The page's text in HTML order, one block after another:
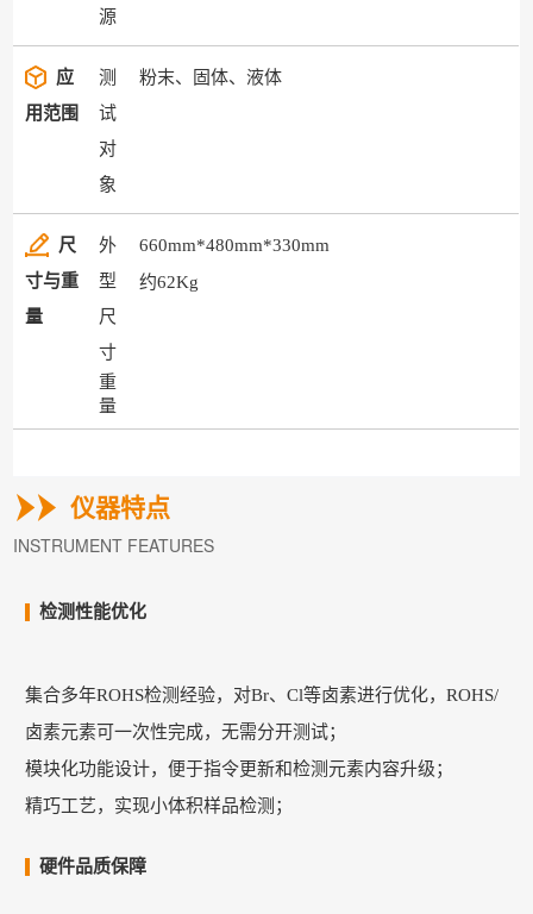
源
应
用范围
测
试
对
象
粉末、固体、液体
尺
寸与重
量
外
型
尺
寸
重
量
660mm*480mm*330mm
约62Kg
仪器特点
INSTRUMENT FEATURES
检测性能优化
集合多年ROHS检测经验，对Br、Cl等卤素进行优化，ROHS/
卤素元素可一次性完成，无需分开测试；
模块化功能设计，便于指令更新和检测元素内容升级；
精巧工艺，实现小体积样品检测；
硬件品质保障